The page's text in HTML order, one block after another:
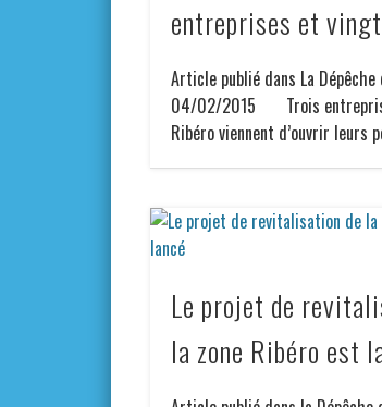
entreprises et
Article publié dans La
04/02/2015 Trois
Ribéro viennent d’ouvrir leurs
Le projet de
la zone Ribéro est